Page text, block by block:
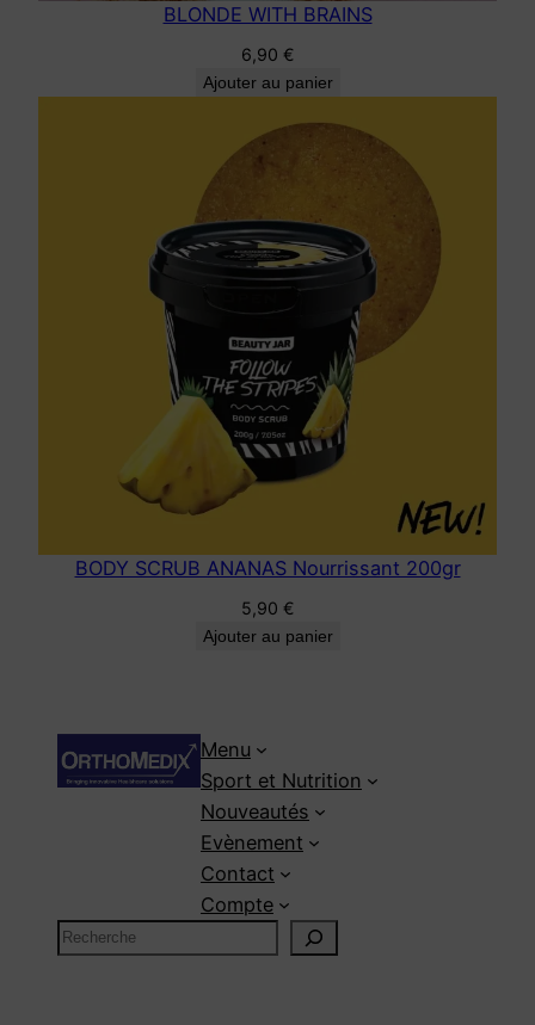
BLONDE WITH BRAINS
6,90 €
Ajouter au panier
BODY SCRUB ANANAS Nourrissant 200gr
5,90 €
Ajouter au panier
Menu
Sport et Nutrition
Nouveautés
Evènement
Contact
Compte
R